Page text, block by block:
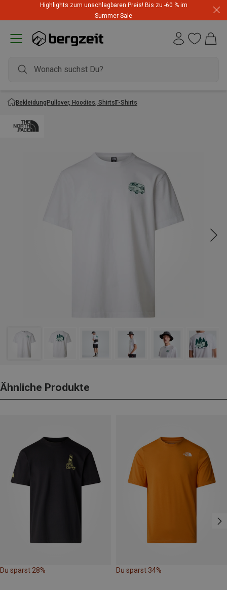
Highlights zum unschlagbaren Preis! Bis zu -60 % im
Summer Sale
BekleidungPullover, Hoodies, ShirtsT-Shirts
Ähnliche Produkte
Du sparst 28% Du sparst 34%